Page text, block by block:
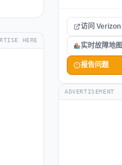
HERE
访问 Verizon
实时故障地图
报告问题
ADVERTISEMENT